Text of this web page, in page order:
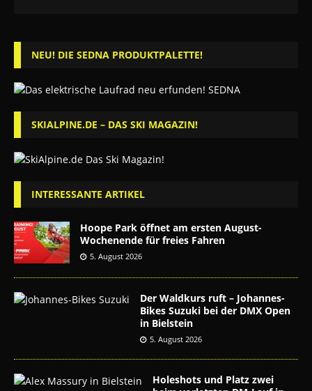
NEU! DIE SEDNA PRODUKTPALETTE!
SKIALPINE.DE – DAS SKI MAGAZIN!
INTERESSANTE ARTIKEL
Hoope Park öffnet am ersten August-
Wochenende für freies Fahren
5. August 2026
Der Waldkurs ruft – Johannes-
Bikes Suzuki bei der DMX Open
in Bielstein
5. August 2026
Holeshots und Platz zwei